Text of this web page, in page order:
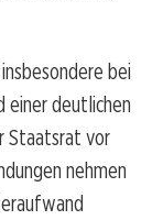
bei
einer deutlichen
Staatsrat vor
nehmen